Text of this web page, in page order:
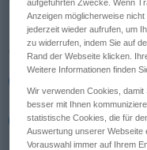
Übersicht aller
(Für mehr Details die
Hausgemeinschaft,
aufgeführten Zwecke. Wenn
Anzeigen möglicherweise
jederzeit wieder aufrufen, um
zu widerrufen, indem Sie auf
Rand der Webseite klicken.
Weitere Informationen finden
Wir verwenden Cookies,
besser mit Ihnen
statistische Cookies, die für
Auswertung unserer Webseite
Vorauswahl immer auf Ihrem